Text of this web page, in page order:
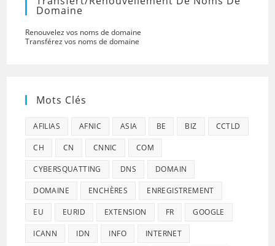
Domaine
Renouvelez vos noms de domaine
Transférez vos noms de domaine
Mots Clés
AFILIAS AFNIC ASIA BE BIZ CCTLD
CH CN CNNIC COM
CYBERSQUATTING DNS DOMAIN
DOMAINE ENCHÈRES ENREGISTREMENT
EU EURID EXTENSION FR GOOGLE
ICANN IDN INFO INTERNET